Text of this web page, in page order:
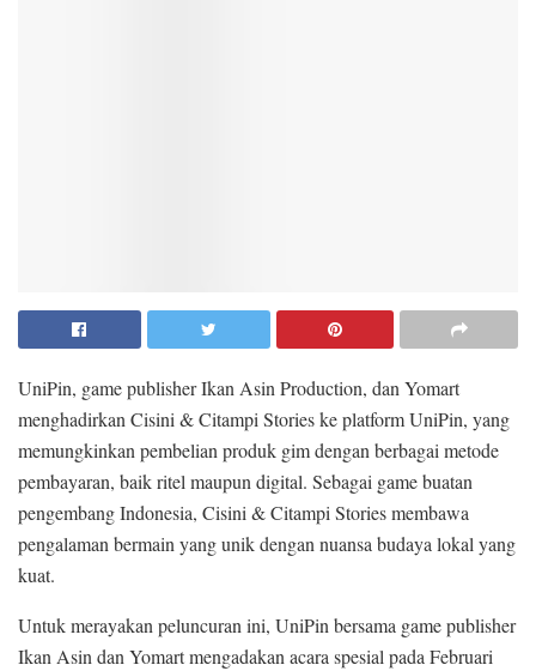
UniPin, game publisher Ikan Asin Production, dan Yomart
menghadirkan Cisini & Citampi Stories ke platform UniPin, yang
memungkinkan pembelian produk gim dengan berbagai metode
pembayaran, baik ritel maupun digital. Sebagai game buatan
pengembang Indonesia, Cisini & Citampi Stories membawa
pengalaman bermain yang unik dengan nuansa budaya lokal yang
kuat.
Untuk merayakan peluncuran ini, UniPin bersama game publisher
Ikan Asin dan Yomart mengadakan acara spesial pada Februari